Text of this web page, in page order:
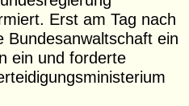
Erst am Tag nach
Bundesanwaltschaft ein
ein und forderte